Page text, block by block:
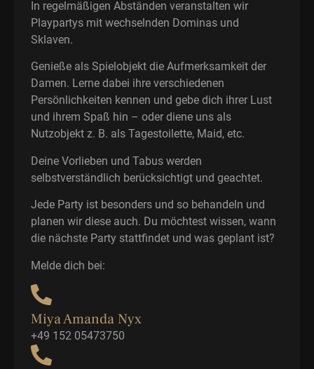
In regelmäßigen Abständen veranstalten wir
Playpartys mit wechselnden Dominas und
Sklaven.
Genieße als Spielobjekt die Aufmerksamkeit der
Damen. Lerne dabei ihre verschiedenen
Persönlichkeiten kennen und gebe dich ihrer Lust
und ihrem Spaß hin – oder diene uns als
Nutzobjekt z. B. als Tagestoilette, Maid, etc.
Deine Vorlieben und Tabus werden
selbstverständlich berücksichtigt und geachtet.
Jede Party ist besonders und so behandeln und
planen wir diese auch. Du möchtest wissen, wann
die nächste Party stattfindet und was geplant ist?
Melde dich bei:
Miya Amanda Nyx
+49 152 05473750